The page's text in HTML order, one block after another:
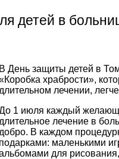
детей в
В День защиты детей в
храбрости»,
длительном лечении,
1 июля каждый
длительное лечение в
добро. В каждом
подарками: маленькими
для